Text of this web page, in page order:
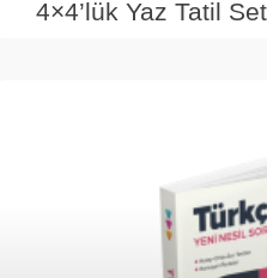
4×4’lük Yaz Tatil